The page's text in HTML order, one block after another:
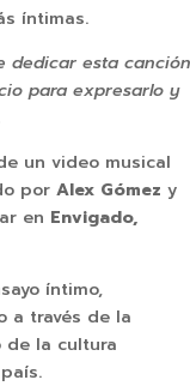
íntimas.
dedicar esta canción
para expresarlo y
un video musical
porAlex Gómez y
en Envigado,
íntimo,
a través de la
de la cultura